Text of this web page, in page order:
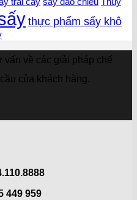
thực phẩm sấy khô
vấn về các giải pháp chế
của khách hàng.
449 959